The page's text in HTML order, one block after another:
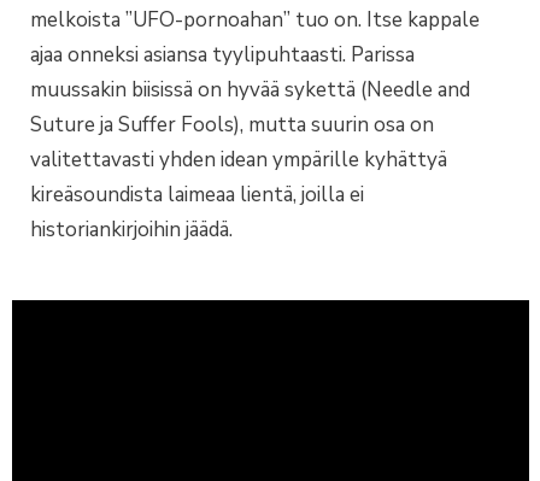
melkoista ”UFO-pornoahan” tuo on. Itse kappale
ajaa onneksi asiansa tyylipuhtaasti. Parissa
muussakin biisissä on hyvää sykettä (Needle and
Suture ja Suffer Fools), mutta suurin osa on
valitettavasti yhden idean ympärille kyhättyä
kireäsoundista laimeaa lientä, joilla ei
historiankirjoihin jäädä.